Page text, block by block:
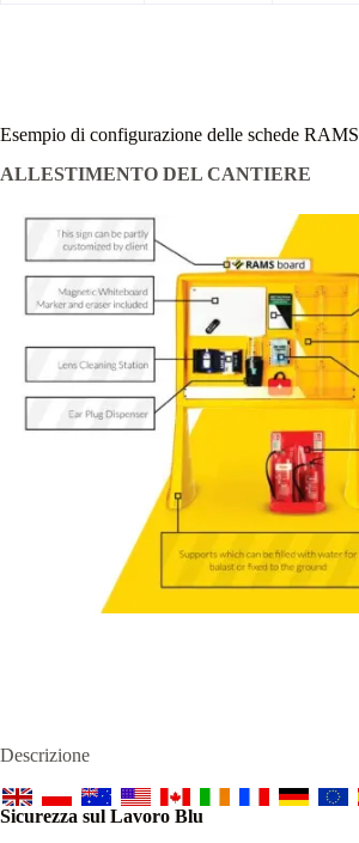
Esempio di configurazione delle schede RAMS
ALLESTIMENTO DEL CANTIERE
Descrizione
Sicurezza sul Lavoro Blu